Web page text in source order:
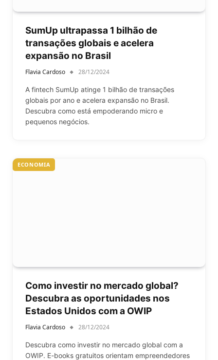
SumUp ultrapassa 1 bilhão de
transações globais e acelera
expansão no Brasil
Flavia Cardoso 28/12/2024
A fintech SumUp atinge 1 bilhão de transações
globais por ano e acelera expansão no Brasil.
Descubra como está empoderando micro e
pequenos negócios.
ECONOMIA
Como investir no mercado global?
Descubra as oportunidades nos
Estados Unidos com a OWIP
Flavia Cardoso 28/12/2024
Descubra como investir no mercado global com a
OWIP. E-books gratuitos orientam empreendedores